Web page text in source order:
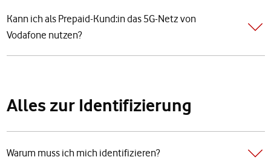
Kann ich als Prepaid-Kund:in das 5G-Netz von
Vodafone nutzen?
Alles zur Identifizierung
Warum muss ich mich identifizieren?